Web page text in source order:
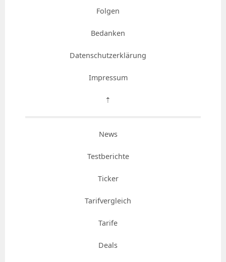
Folgen
Bedanken
Datenschutzerklärung
Impressum
⇡
News
Testberichte
Ticker
Tarifvergleich
Tarife
Deals